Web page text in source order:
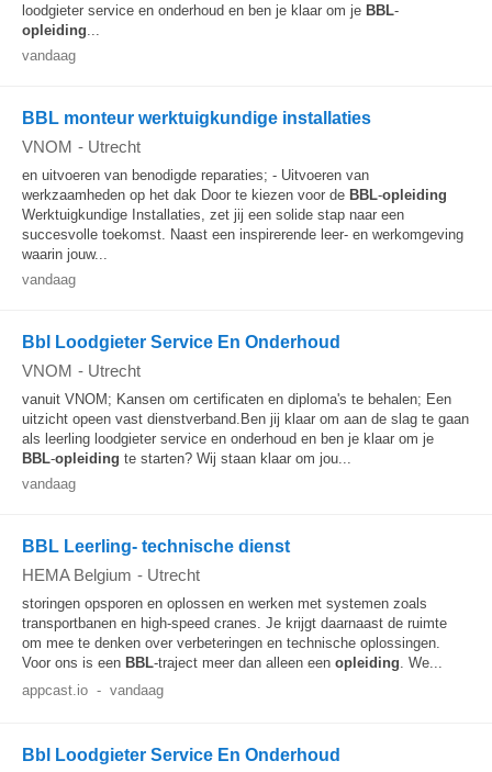
loodgieter service en onderhoud en ben je klaar om je BBL-
opleiding...
vandaag
BBL monteur werktuigkundige installaties
VNOM - Utrecht
en uitvoeren van benodigde reparaties; - Uitvoeren van
werkzaamheden op het dak Door te kiezen voor de BBL-opleiding
Werktuigkundige Installaties, zet jij een solide stap naar een
succesvolle toekomst. Naast een inspirerende leer- en werkomgeving
waarin jouw...
vandaag
Bbl Loodgieter Service En Onderhoud
VNOM - Utrecht
vanuit VNOM; Kansen om certificaten en diploma's te behalen; Een
uitzicht opeen vast dienstverband.Ben jij klaar om aan de slag te gaan
als leerling loodgieter service en onderhoud en ben je klaar om je
BBL-opleiding te starten? Wij staan klaar om jou...
vandaag
BBL Leerling- technische dienst
HEMA Belgium - Utrecht
storingen opsporen en oplossen en werken met systemen zoals
transportbanen en high-speed cranes. Je krijgt daarnaast de ruimte
om mee te denken over verbeteringen en technische oplossingen.
Voor ons is een BBL-traject meer dan alleen een opleiding. We...
appcast.io - vandaag
Bbl Loodgieter Service En Onderhoud